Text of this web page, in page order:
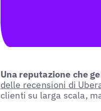
Una reputazione che
delle recensioni di
clienti su larga scala,